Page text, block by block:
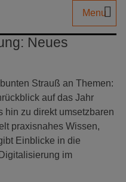
Menu
Neues
Strauß an Themen:
auf das Jahr
hin zu direkt umsetzbaren
praxisnahes Wissen,
Einblicke in die
im